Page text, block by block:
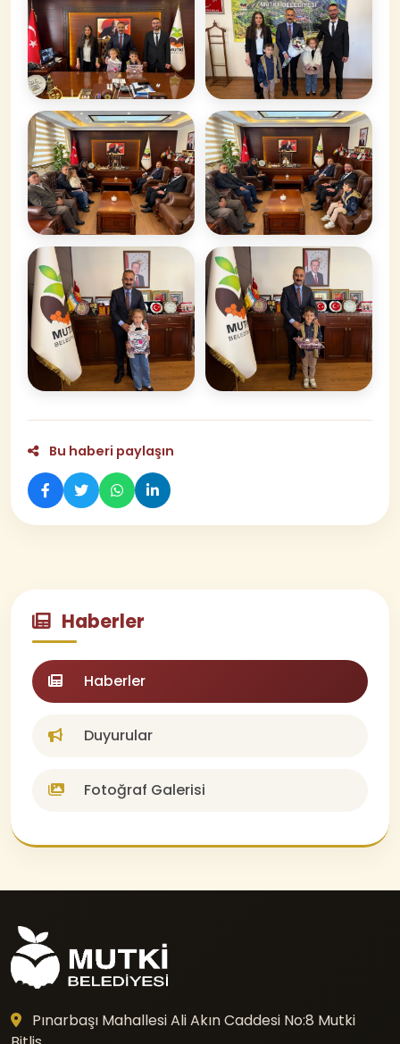
Bu haberi paylaşın
Haberler
Haberler
Duyurular
Fotoğraf Galerisi
Pınarbaşı Mahallesi Ali Akın Caddesi No:8 Mutki